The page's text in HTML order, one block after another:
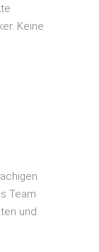
Keine
Team
und